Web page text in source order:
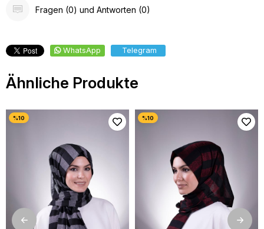
Fragen (0) und Antworten (0)
WhatsApp Telegram
Ähnliche Produkte